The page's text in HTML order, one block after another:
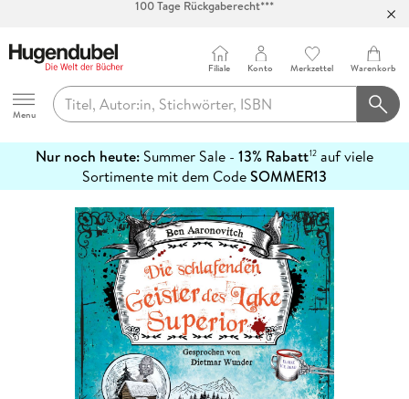
Abholung in über 100 Filialen
Hugendubel
Menu
Filiale Konto Merkzettel Warenkorb
Nur noch heute: Summer Sale - 13% Rabatt12 auf viele
Sortimente mit dem CodeSOMMER13
erfahren